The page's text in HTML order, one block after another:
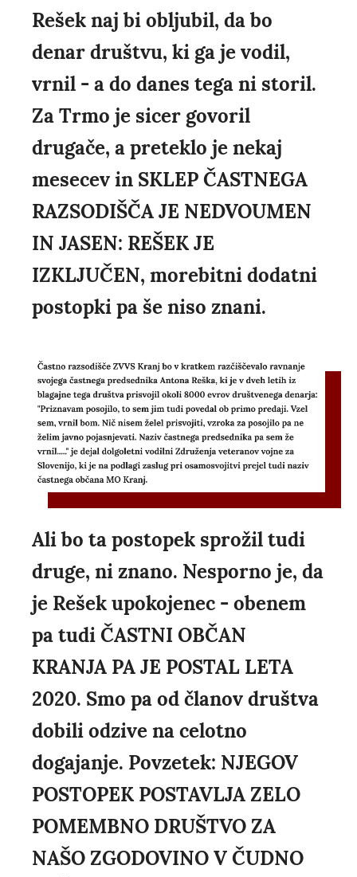
Rešek naj bi obljubil, da bo
denar društvu, ki ga je vodil,
vrnil - a do danes tega ni storil.
Za Trmo je sicer govoril
drugače, a preteklo je nekaj
mesecev in SKLEP ČASTNEGA
RAZSODIŠČA JE NEDVOUMEN
IN JASEN: REŠEK JE
IZKLJUČEN, morebitni dodatni
postopki pa še niso znani.
Ali bo ta postopek sprožil tudi
druge, ni znano. Nesporno je, da
je Rešek upokojenec - obenem
pa tudi ČASTNI OBČAN
KRANJA PA JE POSTAL LETA
2020. Smo pa od članov društva
dobili odzive na celotno
dogajanje. Povzetek: NJEGOV
POSTOPEK POSTAVLJA ZELO
POMEMBNO DRUŠTVO ZA
NAŠO ZGODOVINO V ČUDNO